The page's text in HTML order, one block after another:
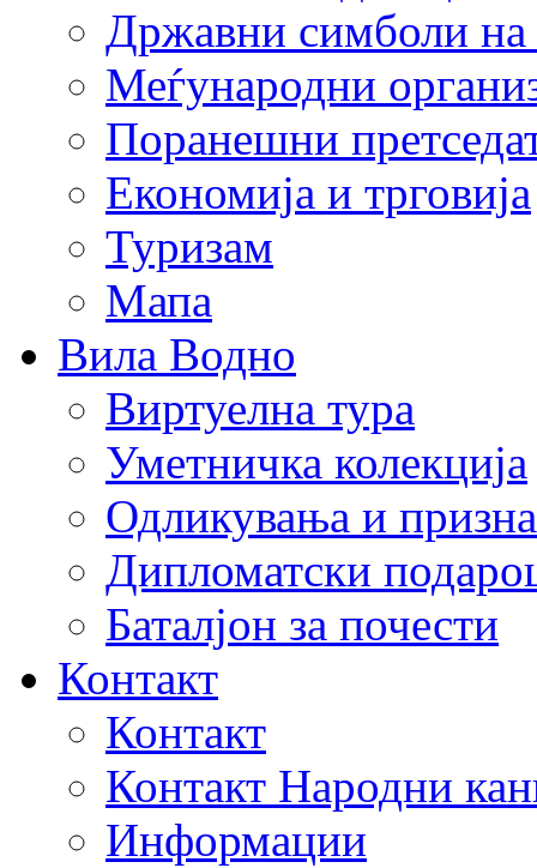
Државни симболи
Меѓународни
Поранешни
Економија и трговија
Туризам
Мапа
Вила Водно
Виртуелна тура
Уметничка колекција
Одликувања и
Дипломатски
Баталјон за почести
Контакт
Контакт
Контакт Народни
Информации